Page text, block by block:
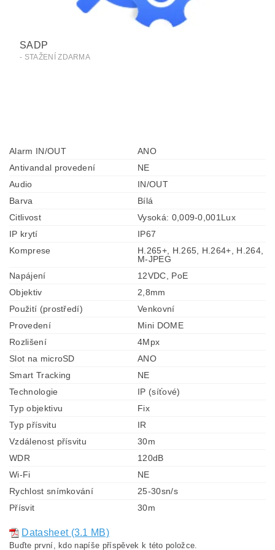
SADP
- STAŽENÍ ZDARMA
Alarm IN/OUT
ANO
Antivandal provedení
NE
Audio
IN/OUT
Barva
Bílá
Citlivost
Vysoká: 0,009-0,001Lux
IP krytí
IP67
Komprese
H.265+, H.265, H.264+, H.264,
M-JPEG
Napájení
12VDC, PoE
Objektiv
2,8mm
Použití (prostředí)
Venkovní
Provedení
Mini DOME
Rozlišení
4Mpx
Slot na microSD
ANO
Smart Tracking
NE
Technologie
IP (síťové)
Typ objektivu
Fix
Typ přísvitu
IR
Vzdálenost přísvitu
30m
WDR
120dB
Wi-Fi
NE
Rychlost snímkování
25-30sn/s
Přísvit
30m
Datasheet (3.1 MB)
Buďte první, kdo napíše příspěvek k této položce.